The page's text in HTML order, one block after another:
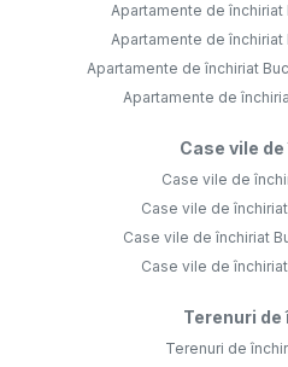
Apartamente de închiriat
Apartamente de închiriat
Apartamente de închiriat
Apartamente de
Case vile
Case vile de
Case vile de
Case vile de închiriat
Case vile de
Terenuri
Terenuri de